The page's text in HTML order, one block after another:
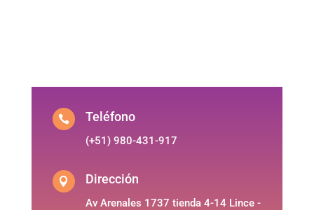
 Teléfono
(+51) 980-431-917
 Dirección
Av Arenales 1737 tienda 4-14 Lince -